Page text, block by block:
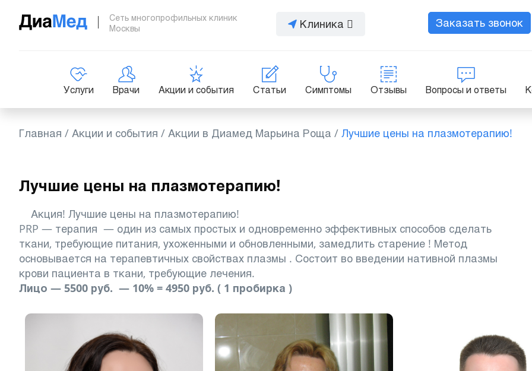
Сеть многопрофильных клиник
Москвы
Клиника Заказать звонок
Услуги Врачи Акции и события Статьи Симптомы Отзывы Вопросы и ответы
Главная / Акции и события / Акции в Диамед Марьина Роща / Лучшие цены на плазмотерапию!
Лучшие цены на плазмотерапию!
Акция! Лучшие цены на плазмотерапию!
PRP — терапия — один из самых простых и одновременно эффективных способов сделать
ткани, требующие питания, ухоженными и обновленными, замедлить старение ! Метод
основывается на терапевтичных свойствах плазмы . Состоит во введении нативной плазмы
крови пациента в ткани, требующие лечения.
Лицо — 5500 руб. — 10% = 4950 руб. ( 1 пробирка )